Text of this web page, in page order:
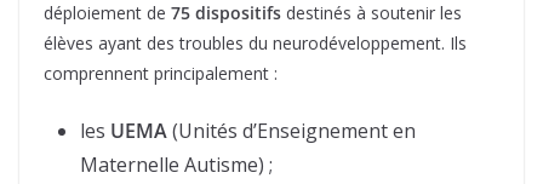
déploiement de 75 dispositifs destinés à soutenir les
élèves ayant des troubles du neurodéveloppement. Ils
comprennent principalement :
les UEMA(Unités d’Enseignement en
Maternelle Autisme) ;